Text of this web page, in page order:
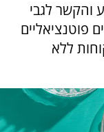
והקשר לגבי
פוטנציאליים
ללא